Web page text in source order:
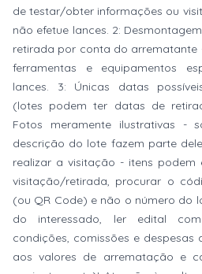
de testar/obter informações ou
não efetue lances. 2:
retirada por conta do arrematante
ferramentas e equipamentos
lances. 3: Únicas datas
(lotes podem ter datas de
Fotos meramente ilustrativas -
descrição do lote fazem parte
realizar a visitação - itens podem
visitação/retirada, procurar o
(ou QR Code) e não o número do
do interessado, ler edital
condições, comissões e despesas
aos valores de arrematação e